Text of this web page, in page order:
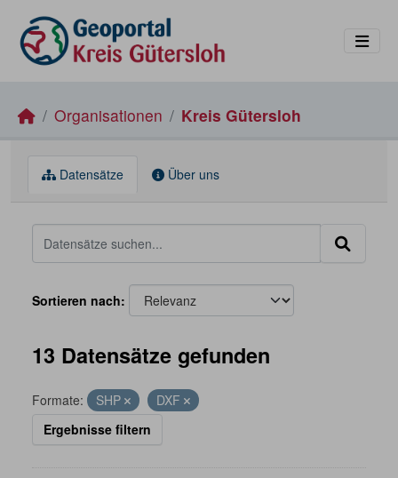
Organisationen Kreis Gütersloh
Datensätze Über uns
Sortieren nach
13 Datensätze gefunden
Formate: SHP
DXF
Ergebnisse filtern